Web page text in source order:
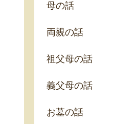
母の話
両親の話
祖父母の話
義父母の話
お墓の話